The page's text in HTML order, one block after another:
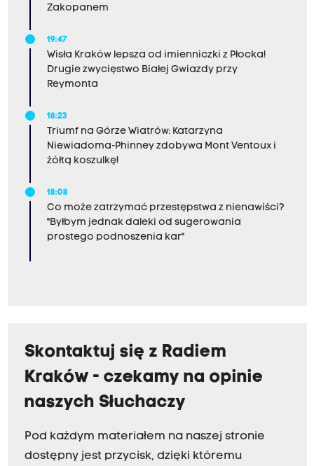
i
t
y
D
P
Zakopanem
19:47
Wisła Kraków lepsza od imienniczki z Płocka!
Drugie zwycięstwo Białej Gwiazdy przy
Reymonta
18:23
Triumf na Górze Wiatrów: Katarzyna
Niewiadoma-Phinney zdobywa Mont Ventoux i
żółtą koszulkę!
18:08
Co może zatrzymać przestępstwa z nienawiści?
"Byłbym jednak daleki od sugerowania
prostego podnoszenia kar"
Skontaktuj się z Radiem
Kraków - czekamy na opinie
naszych Słuchaczy
Pod każdym materiałem na naszej stronie
dostępny jest przycisk, dzięki któremu